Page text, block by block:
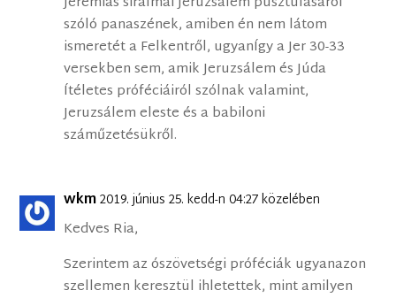
szóló panaszének, amiben én nem látom
ismeretét a Felkentről, ugyanÍgy a Jer 30-33
versekben sem, amik Jeruzsálem és Júda
Ítéletes próféciáiról szólnak valamint,
Jeruzsálem eleste és a babiloni
száműzetésükről.
wkm2019. június 25. kedd-n 04:27 közelében
Kedves Ria,
Szerintem az ószövetségi próféciák ugyanazon
szellemen keresztül ihletettek, mint amilyen